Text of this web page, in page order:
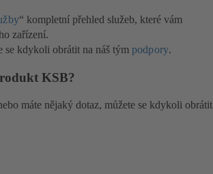
“ kompletní přehled služeb, které vám
zařízení.
se kdykoli obrátit na náš tým podpory.
KSB?
máte nějaký dotaz, můžete se kdykoli obrátit